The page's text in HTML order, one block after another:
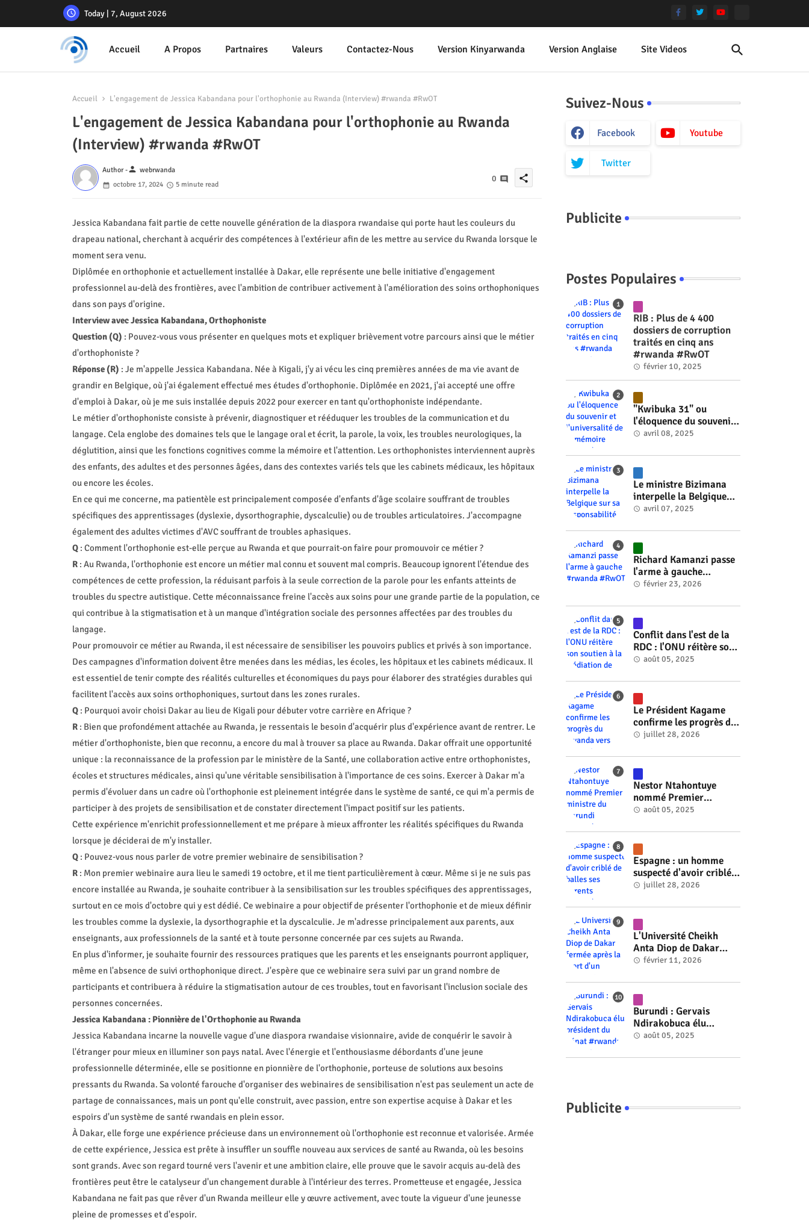
Today | 7, August 2026
Accueil A Propos Partnaires Valeurs Contactez-Nous Version Kinyarwanda Version Anglaise Site Videos
Accueil L'engagement de Jessica Kabandana pour l'orthophonie au Rwanda (Interview) #rwanda #RwOT
L'engagement de Jessica Kabandana pour l'orthophonie au Rwanda
(Interview) #rwanda #RwOT
Author -person webrwanda
octobre 17, 2024
5 minute read
0 share
Jessica Kabandana fait partie de cette nouvelle génération de la diaspora rwandaise qui porte haut les couleurs du
drapeau national, cherchant à acquérir des compétences à l'extérieur afin de les mettre au service du Rwanda lorsque le
moment sera venu.
Diplômée en orthophonie et actuellement installée à Dakar, elle représente une belle initiative d'engagement
professionnel au-delà des frontières, avec l'ambition de contribuer activement à l'amélioration des soins orthophoniques
dans son pays d'origine.
Interview avec Jessica Kabandana, Orthophoniste
Question (Q) : Pouvez-vous vous présenter en quelques mots et expliquer brièvement votre parcours ainsi que le métier
d'orthophoniste ?
Réponse (R) : Je m'appelle Jessica Kabandana. Née à Kigali, j'y ai vécu les cinq premières années de ma vie avant de
grandir en Belgique, où j'ai également effectué mes études d'orthophonie. Diplômée en 2021, j'ai accepté une offre
d'emploi à Dakar, où je me suis installée depuis 2022 pour exercer en tant qu'orthophoniste indépendante.
Le métier d'orthophoniste consiste à prévenir, diagnostiquer et rééduquer les troubles de la communication et du
langage. Cela englobe des domaines tels que le langage oral et écrit, la parole, la voix, les troubles neurologiques, la
déglutition, ainsi que les fonctions cognitives comme la mémoire et l'attention. Les orthophonistes interviennent auprès
des enfants, des adultes et des personnes âgées, dans des contextes variés tels que les cabinets médicaux, les hôpitaux
ou encore les écoles.
En ce qui me concerne, ma patientèle est principalement composée d'enfants d'âge scolaire souffrant de troubles
spécifiques des apprentissages (dyslexie, dysorthographie, dyscalculie) ou de troubles articulatoires. J'accompagne
également des adultes victimes d'AVC souffrant de troubles aphasiques.
Q: Comment l'orthophonie est-elle perçue au Rwanda et que pourrait-on faire pour promouvoir ce métier ?
R: Au Rwanda, l'orthophonie est encore un métier mal connu et souvent mal compris. Beaucoup ignorent l'étendue des
compétences de cette profession, la réduisant parfois à la seule correction de la parole pour les enfants atteints de
troubles du spectre autistique. Cette méconnaissance freine l'accès aux soins pour une grande partie de la population, ce
qui contribue à la stigmatisation et à un manque d'intégration sociale des personnes affectées par des troubles du
langage.
Pour promouvoir ce métier au Rwanda, il est nécessaire de sensibiliser les pouvoirs publics et privés à son importance.
Des campagnes d'information doivent être menées dans les médias, les écoles, les hôpitaux et les cabinets médicaux. Il
est essentiel de tenir compte des réalités culturelles et économiques du pays pour élaborer des stratégies durables qui
facilitent l'accès aux soins orthophoniques, surtout dans les zones rurales.
Q: Pourquoi avoir choisi Dakar au lieu de Kigali pour débuter votre carrière en Afrique ?
R: Bien que profondément attachée au Rwanda, je ressentais le besoin d'acquérir plus d'expérience avant de rentrer. Le
métier d'orthophoniste, bien que reconnu, a encore du mal à trouver sa place au Rwanda. Dakar offrait une opportunité
unique : la reconnaissance de la profession par le ministère de la Santé, une collaboration active entre orthophonistes,
écoles et structures médicales, ainsi qu'une véritable sensibilisation à l'importance de ces soins. Exercer à Dakar m'a
permis d'évoluer dans un cadre où l'orthophonie est pleinement intégrée dans le système de santé, ce qui m'a permis de
participer à des projets de sensibilisation et de constater directement l'impact positif sur les patients.
Cette expérience m'enrichit professionnellement et me prépare à mieux affronter les réalités spécifiques du Rwanda
lorsque je déciderai de m'y installer.
Q: Pouvez-vous nous parler de votre premier webinaire de sensibilisation ?
R: Mon premier webinaire aura lieu le samedi 19 octobre, et il me tient particulièrement à cœur. Même si je ne suis pas
encore installée au Rwanda, je souhaite contribuer à la sensibilisation sur les troubles spécifiques des apprentissages,
surtout en ce mois d'octobre qui y est dédié. Ce webinaire a pour objectif de présenter l'orthophonie et de mieux définir
les troubles comme la dyslexie, la dysorthographie et la dyscalculie. Je m'adresse principalement aux parents, aux
enseignants, aux professionnels de la santé et à toute personne concernée par ces sujets au Rwanda.
En plus d'informer, je souhaite fournir des ressources pratiques que les parents et les enseignants pourront appliquer,
même en l'absence de suivi orthophonique direct. J'espère que ce webinaire sera suivi par un grand nombre de
participants et contribuera à réduire la stigmatisation autour de ces troubles, tout en favorisant l'inclusion sociale des
personnes concernées.
Jessica Kabandana : Pionnière de l'Orthophonie au Rwanda
Jessica Kabandana incarne la nouvelle vague d'une diaspora rwandaise visionnaire, avide de conquérir le savoir à
l'étranger pour mieux en illuminer son pays natal. Avec l'énergie et l'enthousiasme débordants d'une jeune
professionnelle déterminée, elle se positionne en pionnière de l'orthophonie, porteuse de solutions aux besoins
pressants du Rwanda. Sa volonté farouche d'organiser des webinaires de sensibilisation n'est pas seulement un acte de
partage de connaissances, mais un pont qu'elle construit, avec passion, entre son expertise acquise à Dakar et les
espoirs d'un système de santé rwandais en plein essor.
À Dakar, elle forge une expérience précieuse dans un environnement où l'orthophonie est reconnue et valorisée. Armée
de cette expérience, Jessica est prête à insuffler un souffle nouveau aux services de santé au Rwanda, où les besoins
sont grands. Avec son regard tourné vers l'avenir et une ambition claire, elle prouve que le savoir acquis au-delà des
frontières peut être le catalyseur d'un changement durable à l'intérieur des terres. Prometteuse et engagée, Jessica
Kabandana ne fait pas que rêver d'un Rwanda meilleur elle y œuvre activement, avec toute la vigueur d'une jeunesse
pleine de promesses et d'espoir.
Suivez-Nous
Facebook Youtube
Twitter
Publicite
Postes Populaires
RIB : Plus de 4 400
dossiers de corruption
traités en cinq ans
#rwanda #RwOT
février 10, 2025
"Kwibuka 31" ou
l'éloquence du souvenir
et l'universalité de la
#RwOT
avril 08, 2025
Le ministre Bizimana
interpelle la Belgique
sur sa responsabilité
génocide #rwanda
#RwOT
avril 07, 2025
Richard Kamanzi passe
l'arme à gauche
#rwanda #RwOT
février 23, 2026
Conflit dans l'est de la
RDC : l'ONU réitère son
soutien à la médiation
#rwanda #RwOT
août 05, 2025
Le Président Kagame
confirme les progrès du
Rwanda vers l'énergie
2030 #rwanda #RwOT
juillet 28, 2026
Nestor Ntahontuye
nommé Premier
ministre du Burundi
août 05, 2025
Espagne : un homme
suspecté d'avoir criblé
de balles ses parents
juillet 28, 2026
L'Université Cheikh
Anta Diop de Dakar
fermée après la mort
#RwOT
février 11, 2026
Burundi : Gervais
Ndirakobuca élu
président du Sénat
août 05, 2025
Publicite